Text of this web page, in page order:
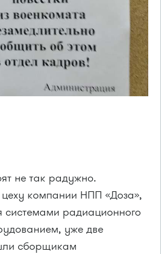
не так радужно.
компании НПП «Доза»,
системами радиационного
уже две
сборщикам